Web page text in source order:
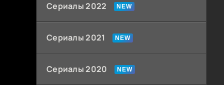
Сериалы 2022
Сериалы 2021
Сериалы 2020